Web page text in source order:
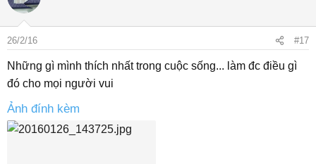
t
o
n
s
26/2/16 #17
Những gì mình thích nhất trong cuộc sống... làm đc điều gì
đó cho mọi người vui
Ảnh đính kèm